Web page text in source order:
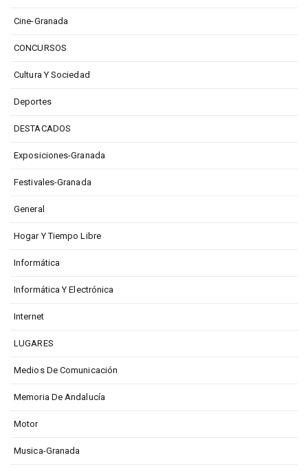
Cine-Granada
CONCURSOS
Cultura Y Sociedad
Deportes
DESTACADOS
Exposiciones-Granada
Festivales-Granada
General
Hogar Y Tiempo Libre
Informática
Informática Y Electrónica
Internet
LUGARES
Medios De Comunicación
Memoria De Andalucía
Motor
Musica-Granada